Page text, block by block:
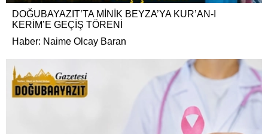
DOĞUBAYAZIT’TA MİNİK BEYZA’YA KUR’AN-I
KERİM’E GEÇİŞ TÖRENİ
Haber: Naime Olcay Baran